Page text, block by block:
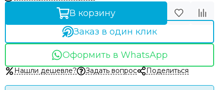
В корзину
Заказ в один клик
Оформить в WhatsApp
Нашли дешевле? Задать вопрос Поделиться